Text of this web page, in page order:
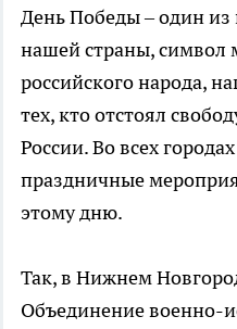
День Победы – один из
нашей страны, символ
российского народа,
тех, кто отстоял
России. Во всех
праздничные
этому дню.
Так, в Нижнем
Объединение военно-